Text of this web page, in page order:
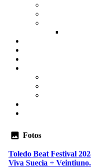
Fotos
Toledo Beat Festival
Viva Suecia +